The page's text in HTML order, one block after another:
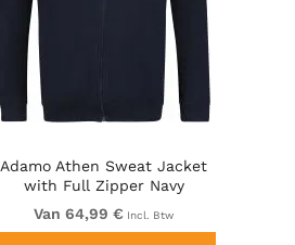
Adamo Athen Sweat Jacket
with Full Zipper Navy
Van 64,99 € Incl. Btw